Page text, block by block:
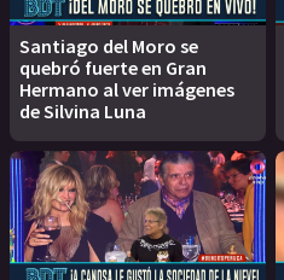
Santiago del Moro se
quebró fuerte en Gran
Hermano al ver imágenes
de Silvina Luna